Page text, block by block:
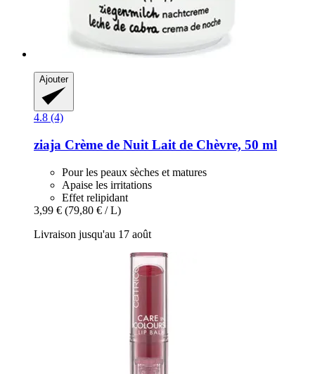
Ajouter
4.8 (4)
ziaja Crème de Nuit Lait de Chèvre, 50 ml
Pour les peaux sèches et matures
Apaise les irritations
Effet relipidant
3,99 € (79,80 € / L)
Livraison jusqu'au 17 août